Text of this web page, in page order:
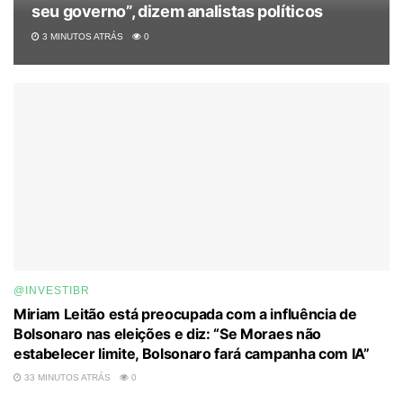
seu governo”, dizem analistas políticos
3 MINUTOS ATRÁS 0
@INVESTIBR
Miriam Leitão está preocupada com a influência de
Bolsonaro nas eleições e diz: “Se Moraes não
estabelecer limite, Bolsonaro fará campanha com IA”
33 MINUTOS ATRÁS 0